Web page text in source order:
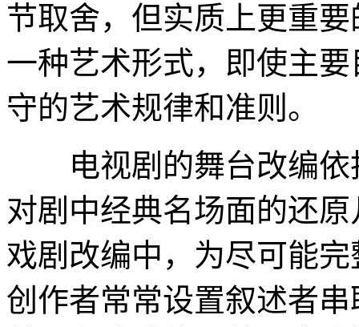
节取舍，但实质上更重
一种艺术形式，即使主
守的艺术规律和准则。
电视剧的舞台改编依
对剧中经典名场面的还
戏剧改编中，为尽可能
创作者常常设置叙述者